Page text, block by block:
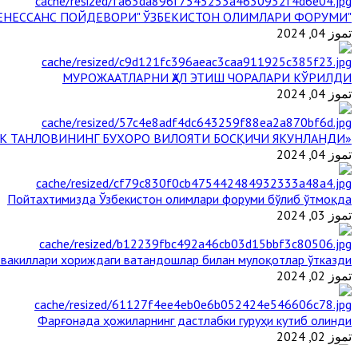
"БУЮК АЖДОДЛАР МЕРОСИ – III РЕНЕССАНС ПОЙДЕВОРИ" ЎЗБЕКИСТОН ОЛИМЛАРИ ФОРУМИ
تموز 04, 2024
МУРОЖААТЛАРНИ ҲАЛ ЭТИШ ЧОРАЛАРИ КЎРИЛДИ
تموز 04, 2024
«ЙИЛ ИМОМИ – 2024» КЎРИК ТАНЛОВИНИНГ БУХОРО ВИЛОЯТИ БОСҚИЧИ ЯКУНЛАНДИ
تموز 04, 2024
Пойтахтимизда Ўзбекистон олимлари форуми бўлиб ўтмоқда
تموز 03, 2024
хориждаги ватандошлар билан мулоқотлар ўтказди
تموز 02, 2024
Фарғонада ҳожиларнинг дастлабки гуруҳи кутиб олинди
تموز 02, 2024